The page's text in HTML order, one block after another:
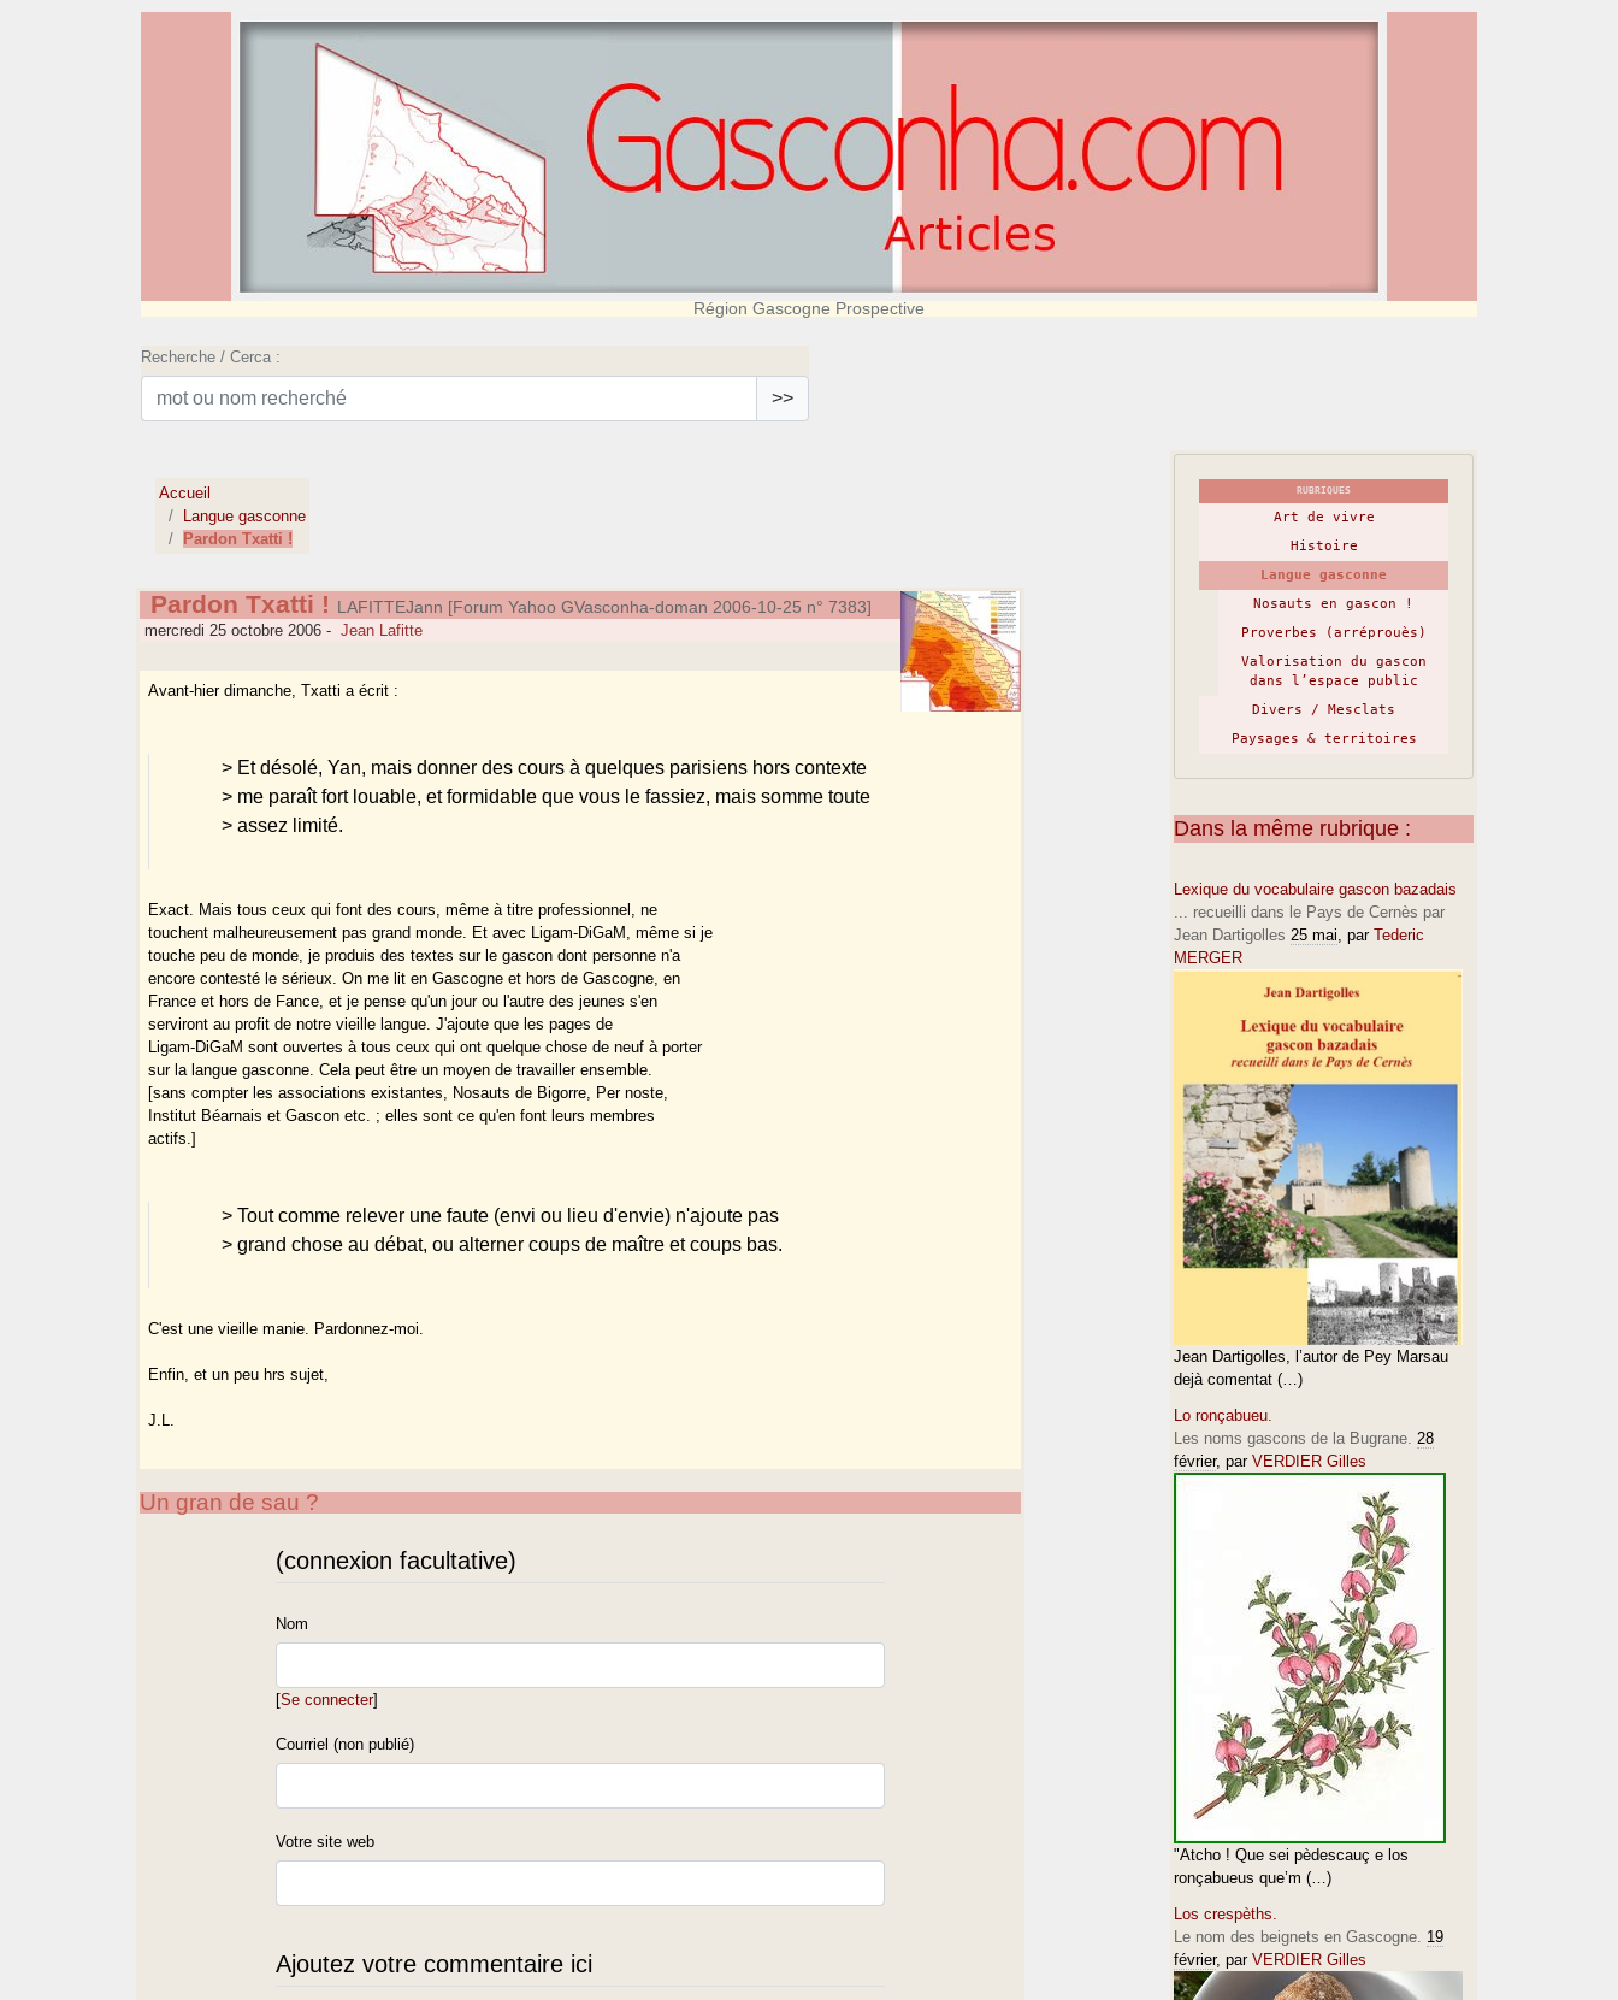
Région Gascogne Prospective
Recherche / Cerca :
>>
Accueil
Langue gasconne
Pardon Txatti !
Pardon Txatti ! LAFITTEJann [Forum Yahoo GVasconha-doman 2006-10-25 n° 7383]
mercredi 25 octobre 2006 - Jean Lafitte
Avant-hier dimanche, Txatti a écrit :
> Et désolé, Yan, mais donner des cours à quelques parisiens hors contexte
> me paraît fort louable, et formidable que vous le fassiez, mais somme toute
> assez limité.
Exact. Mais tous ceux qui font des cours, même à titre professionnel, ne
touchent malheureusement pas grand monde. Et avec Ligam-DiGaM, même si je
touche peu de monde, je produis des textes sur le gascon dont personne n'a
encore contesté le sérieux. On me lit en Gascogne et hors de Gascogne, en
France et hors de Fance, et je pense qu'un jour ou l'autre des jeunes s'en
serviront au profit de notre vieille langue. J'ajoute que les pages de
Ligam-DiGaM sont ouvertes à tous ceux qui ont quelque chose de neuf à porter
sur la langue gasconne. Cela peut être un moyen de travailler ensemble.
[sans compter les associations existantes, Nosauts de Bigorre, Per noste,
Institut Béarnais et Gascon etc. ; elles sont ce qu'en font leurs membres
actifs.]
> Tout comme relever une faute (envi ou lieu d'envie) n'ajoute pas
> grand chose au débat, ou alterner coups de maître et coups bas.
C'est une vieille manie. Pardonnez-moi.
Enfin, et un peu hrs sujet,
J.L.
Un gran de sau ?
(connexion facultative)
Nom
[Se connecter]
Courriel (non publié)
Votre site web
Ajoutez votre commentaire ici
RUBRIQUES
Art de vivre
Histoire
Langue gasconne
Nosauts en gascon !
Proverbes (arréprouès)
Valorisation du gascon
dans l’espace public
Divers / Mesclats
Paysages & territoires
Dans la même rubrique :
Lexique du vocabulaire gascon bazadais
... recueilli dans le Pays de Cernès par
Jean Dartigolles 25 mai, par Tederic
MERGER
Jean Dartigolles, l’autor de Pey Marsau
dejà comentat (…)
Lo ronçabueu.
Les noms gascons de la Bugrane. 28
février, par VERDIER Gilles
"Atcho ! Que sei pèdescauç e los
ronçabueus que’m (…)
Los crespèths.
Le nom des beignets en Gascogne. 19
février, par VERDIER Gilles